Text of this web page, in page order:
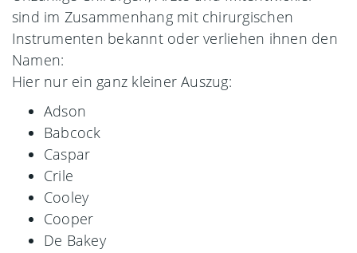
sind im Zusammenhang mit chirurgischen
Instrumenten bekannt oder verliehen ihnen den
Namen:
Hier nur ein ganz kleiner Auszug:
Adson
Babcock
Caspar
Crile
Cooley
Cooper
De Bakey